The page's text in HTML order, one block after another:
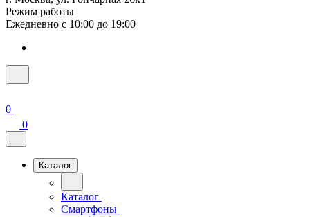
Режим работы
Ежедневно с 10:00 до 19:00
0
0
Каталог
Каталог
Смартфоны